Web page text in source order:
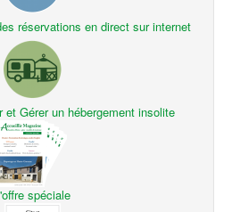
réservations en direct sur internet
et Gérer un hébergement insolite
spéciale